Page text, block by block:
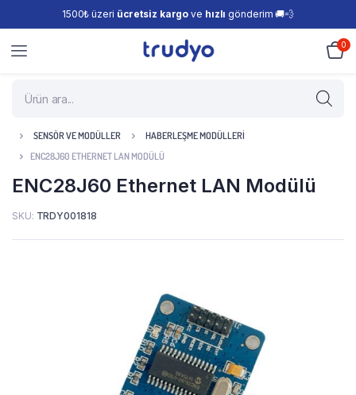
1500₺ üzeri ücretsiz kargo ve hızlı gönderim 🚚💨
0
SENSÖR VE MODÜLLER
HABERLEŞME MODÜLLERI
ENC28J60 ETHERNET LAN MODÜLÜ
ENC28J60 Ethernet LAN Modülü
SKU: TRDY001818